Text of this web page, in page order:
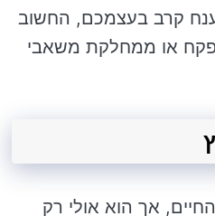
קרב בעצמכם, החשוב
או ממחלקת משאבי
אך הוא אולי רק